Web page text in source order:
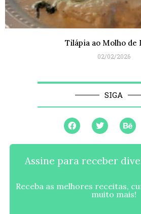
Tilápia ao Molho de
02/02/2026
SIGA
Assine para receber
Receba as melhores receitas,
muito mais!